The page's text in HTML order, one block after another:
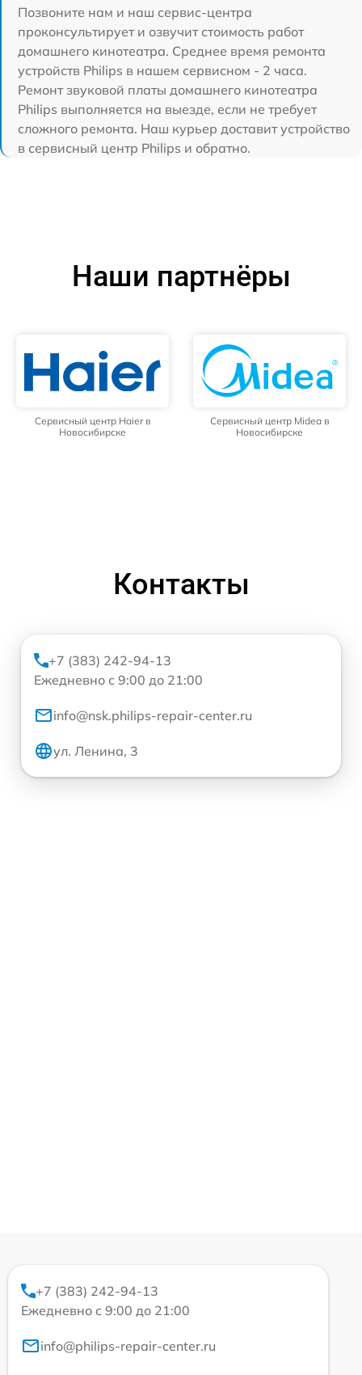
Позвоните нам и наш сервис-центра
проконсультирует и озвучит стоимость работ
домашнего кинотеатра. Среднее время ремонта
устройств Philips в нашем сервисном - 2 часа.
Ремонт звуковой платы домашнего кинотеатра
Philips выполняется на выезде, если не требует
сложного ремонта. Наш курьер доставит устройство
в сервисный центр Philips и обратно.
Наши партнёры
Сервисный центр Haier в
Новосибирске
Сервисный центр Midea в
Новосибирске
Контакты
+7 (383) 242-94-13
Ежедневно с 9:00 до 21:00
info@nsk.philips-repair-center.ru
ул. Ленина, 3
+7 (383) 242-94-13
Ежедневно с 9:00 до 21:00
info@philips-repair-center.ru